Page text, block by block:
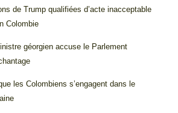
de Trump qualifiées d’acte inacceptable
Colombie
géorgien accuse le Parlement
les Colombiens s’engagent dans le